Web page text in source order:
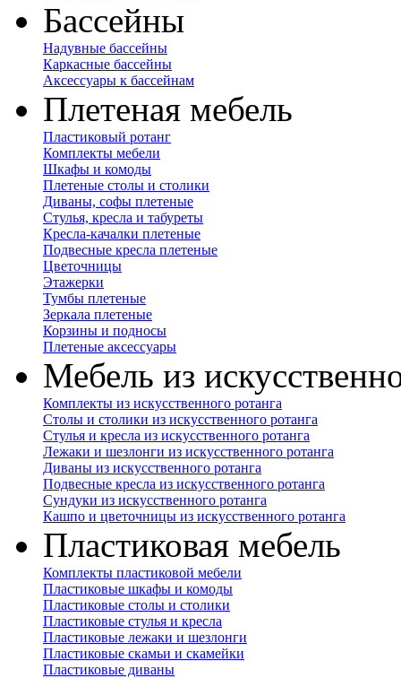
Бассейны
Надувные бассейны
Каркасные бассейны
Аксессуары к бассейнам
Плетеная мебель
Пластиковый ротанг
Комплекты мебели
Шкафы и комоды
Плетеные столы и столики
Диваны, софы плетеные
Стулья, кресла и табуреты
Кресла-качалки плетеные
Подвесные кресла плетеные
Цветочницы
Этажерки
Тумбы плетеные
Зеркала плетеные
Корзины и подносы
Плетеные аксессуары
Мебель из
Комплекты из искусственного ротанга
Столы и столики из искусственного ротанга
Стулья и кресла из искусственного ротанга
Лежаки и шезлонги из искусственного ротанга
Диваны из искусственного ротанга
Подвесные кресла из искусственного ротанга
Сундуки из искусственного ротанга
Кашпо и цветочницы из искусственного ротанга
Пластиковая мебель
Комплекты пластиковой мебели
Пластиковые шкафы и комоды
Пластиковые столы и столики
Пластиковые стулья и кресла
Пластиковые лежаки и шезлонги
Пластиковые скамьи и скамейки
Пластиковые диваны